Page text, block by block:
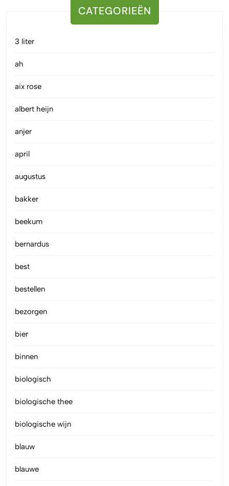
CATEGORIEËN
3 liter
ah
aix rose
albert heijn
anjer
april
augustus
bakker
beekum
bernardus
best
bestellen
bezorgen
bier
binnen
biologisch
biologische thee
biologische wijn
blauw
blauwe